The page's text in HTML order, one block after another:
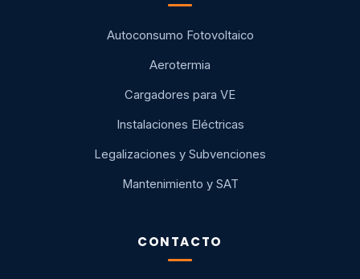
Autoconsumo Fotovoltaico
Aerotermia
Cargadores para VE
Instalaciones Eléctricas
Legalizaciones y Subvenciones
Mantenimiento y SAT
CONTACTO